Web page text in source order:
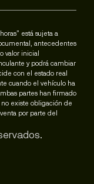
está sujeta a
antecedentes
valor inicial
y podrá cambiar
con el estado real
cuando el vehículo ha
partes han firmado
existe obligación de
por parte del